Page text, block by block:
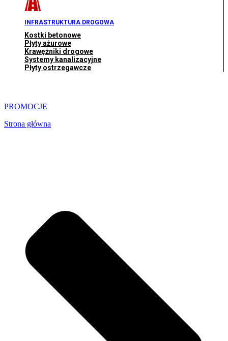
INFRASTRUKTURA DROGOWA
Kostki betonowe
Płyty ażurowe
Krawężniki drogowe
Systemy kanalizacyjne
Płyty ostrzegawcze
PROMOCJE
Strona główna